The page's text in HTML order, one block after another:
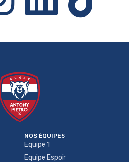
NOS ÉQUIPES
Equipe 1
Equipe Espoir